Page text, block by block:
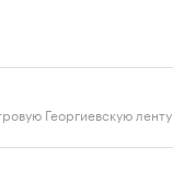
Георгиевскую ленту